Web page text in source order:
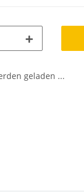
geladen ...